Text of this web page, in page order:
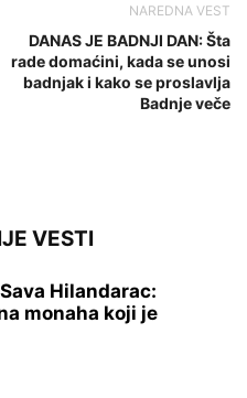
NAREDNA VEST
DANAS JE BADNJI DAN: Šta
rade domaćini, kada se unosi
badnjak i kako se proslavlja
Badnje veče
VESTI
Hilandarac:
monaha koji je